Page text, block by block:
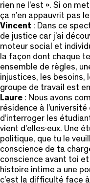
rien ne l’est ». Si on
ça n’en appauvrit pas
Vincent : Dans ce
de justice car j’ai
moteur social et
la façon dont chaque
ensemble de règles,
injustices, les besoins,
groupe de travail est
Laure : Nous avons
résidence à
d’interroger les
vient d’elles·eux. Une
politique, que tu le
conscience de ta
conscience avant toi et
histoire intime a une
c’est la difficulté face